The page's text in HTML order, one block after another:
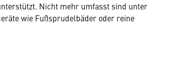
Nicht mehr umfasst sind unter
wie Fußsprudelbäder oder reine